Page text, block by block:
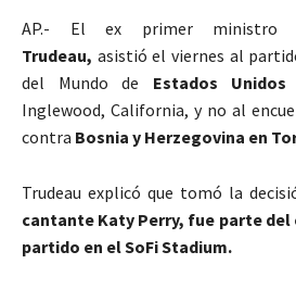
AP.- El ex primer ministro
Trudeau, asistió el viernes al
del Mundo de Estados Unidos
Inglewood, California, y no al
contra Bosnia y Herzegovina en
Trudeau explicó que tomó la
cantante Katy Perry, fue parte
partido en el SoFi Stadium.